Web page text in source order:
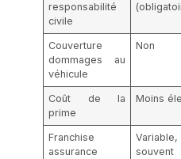
responsabilité
civile
Couverture
dommages au
véhicule
Non
Coût de la
prime
Moins
Franchise
assurance
Variable,